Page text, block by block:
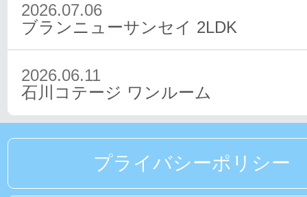
2026.07.06
ブランニューサンセイ 2LDK
2026.06.11
石川コテージ ワンルーム
プライバシーポリシー